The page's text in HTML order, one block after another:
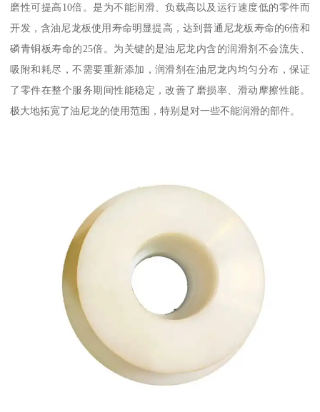
磨性可提高10倍。是为不能润滑、负载高以及运行速度低的零件而
开发，含油尼龙板使用寿命明显提高，达到普通尼龙板寿命的6倍和
磷青铜板寿命的25倍。为关键的是油尼龙内含的润滑剂不会流失、
吸附和耗尽，不需要重新添加，润滑剂在油尼龙内均匀分布，保证
了零件在整个服务期间性能稳定，改善了磨损率、滑动摩擦性能。
极大地拓宽了油尼龙的使用范围，特别是对一些不能润滑的部件。